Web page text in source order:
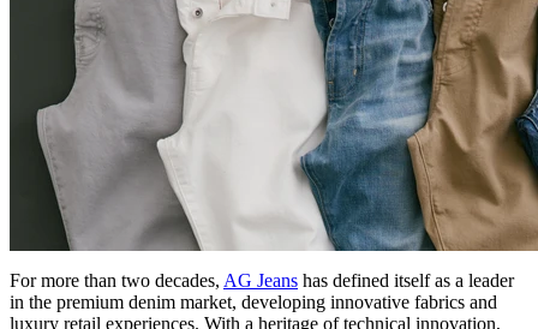
For more than two decades, AG Jeans has defined itself as a leader
in the premium denim market, developing innovative fabrics and
luxury retail experiences. With a heritage of technical innovation,